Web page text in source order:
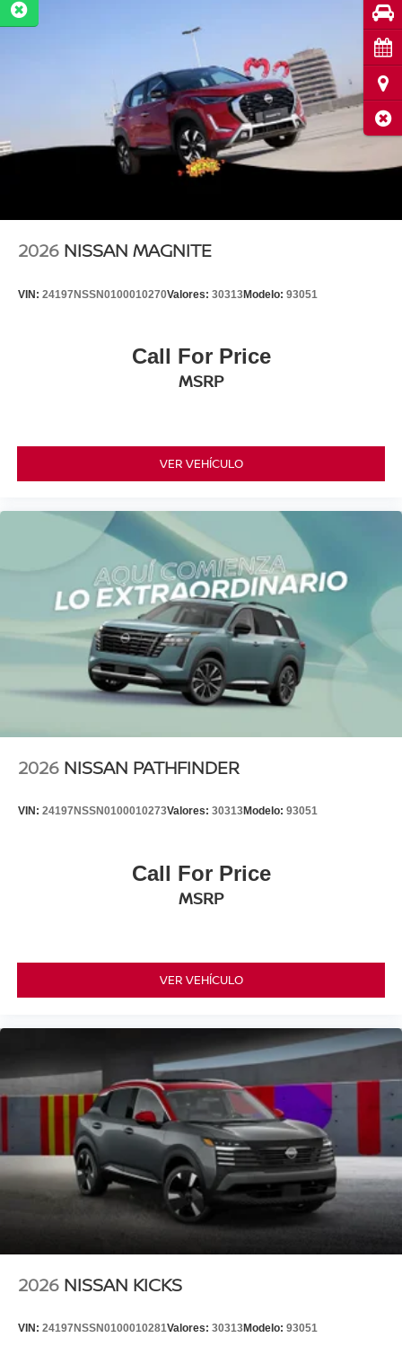
2026 NISSAN MAGNITE
VIN: 24197NSSN0100010270Valores: 30313Modelo: 93051
Call For Price
MSRP
VER VEHÍCULO
2026 NISSAN PATHFINDER
VIN: 24197NSSN0100010273Valores: 30313Modelo: 93051
Call For Price
MSRP
VER VEHÍCULO
2026 NISSAN KICKS
VIN: 24197NSSN0100010281Valores: 30313Modelo: 93051